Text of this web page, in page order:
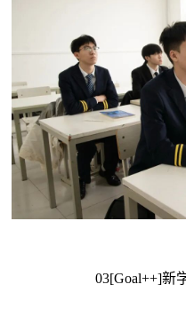
03[Goal++]新